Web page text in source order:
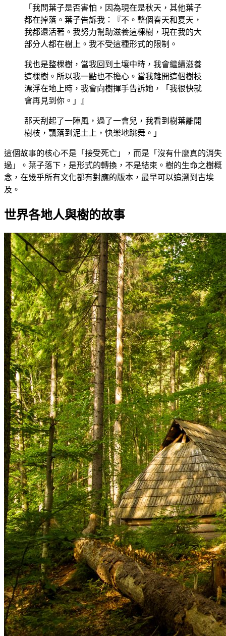
「我問葉子是否害怕，因為現在是秋天，其他葉子
都在掉落。葉子告訴我：『不。整個春天和夏天，
我都還活著。我努力幫助滋養這棵樹，現在我的大
部分人都在樹上。我不受這種形式的限制。
我也是整棵樹，當我回到土壤中時，我會繼續滋養
這棵樹。所以我一點也不擔心。當我離開這個樹枝
漂浮在地上時，我會向樹揮手告訴她，「我很快就
會再見到你。」』
那天刮起了一陣風，過了一會兒，我看到樹葉離開
樹枝，飄落到泥土上，快樂地跳舞。」
這個故事的核心不是「接受死亡」，而是「沒有什麼真的消失
過」。葉子落下，是形式的轉換，不是結束。樹的生命之樹概
念，在幾乎所有文化都有對應的版本，最早可以追溯到古埃
及。
世界各地人與樹的故事